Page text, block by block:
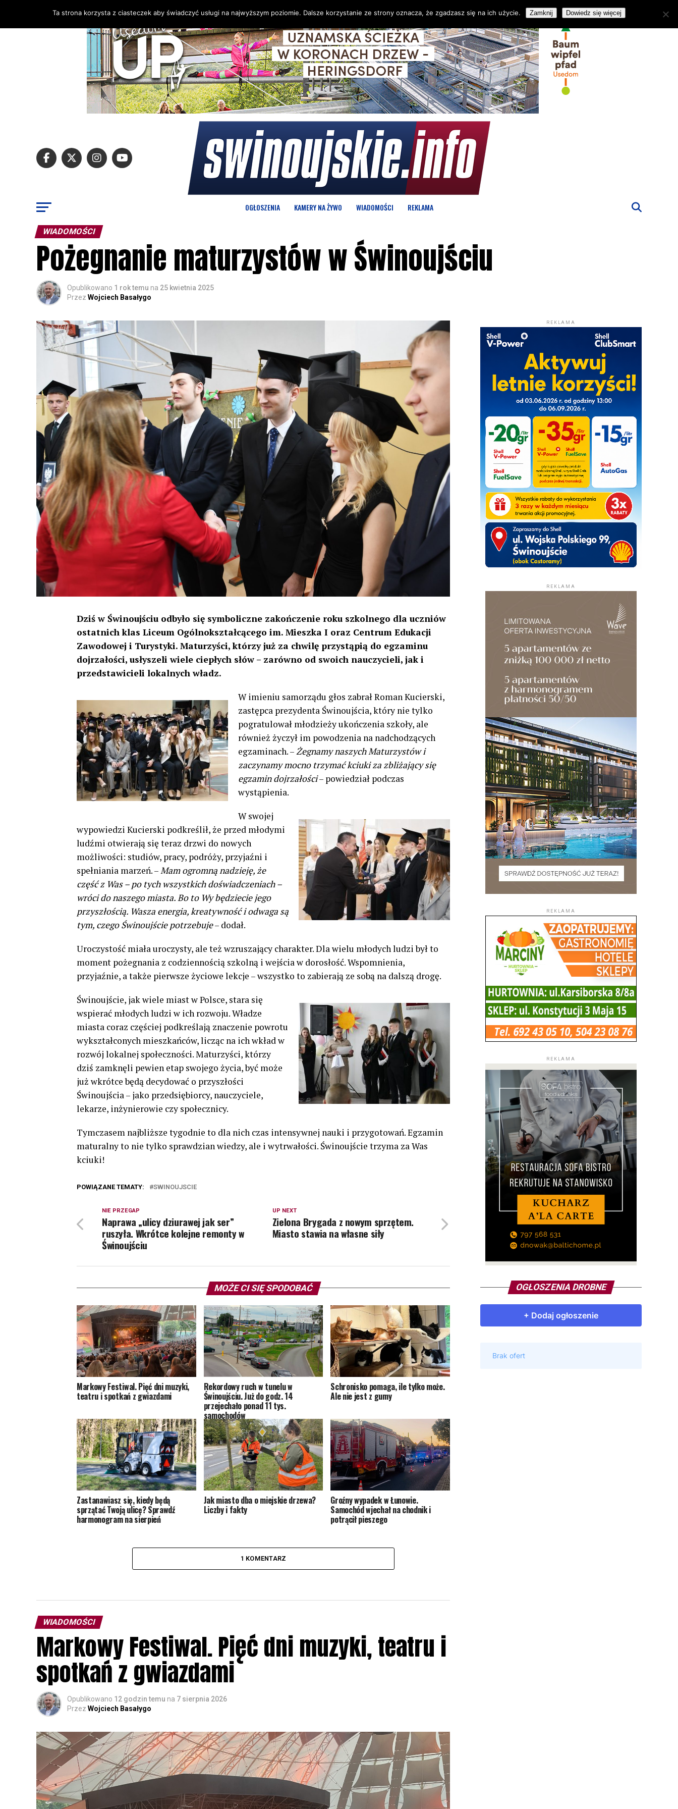
OGŁOSZENIA KAMERY NA ŻYWO WIADOMOŚCI REKLAMA
WIADOMOŚCI
Pożegnanie maturzystów w Świnoujściu
Opublikowano 1 rok temu na 25 kwietnia 2025
Przez Wojciech Basałygo
Dziś w Świnoujściu odbyło się symboliczne zakończenie roku szkolnego dla uczniów
ostatnich klas Liceum Ogólnokształcącego im. Mieszka I oraz Centrum Edukacji
Zawodowej i Turystyki. Maturzyści, którzy już za chwilę przystąpią do egzaminu
dojrzałości, usłyszeli wiele ciepłych słów – zarówno od swoich nauczycieli, jak i
przedstawicieli lokalnych władz.
W imieniu samorządu głos zabrał Roman Kucierski,
zastępca prezydenta Świnoujścia, który nie tylko
pogratulował młodzieży ukończenia szkoły, ale
również życzył im powodzenia na nadchodzących
egzaminach. –Żegnamy naszych Maturzystów i
zaczynamy mocno trzymać kciuki za zbliżający się
egzamin dojrzałości– powiedział podczas
wystąpienia.
W swojej
wypowiedzi Kucierski podkreślił, że przed młodymi
ludźmi otwierają się teraz drzwi do nowych
możliwości: studiów, pracy, podróży, przyjaźni i
spełniania marzeń. –Mam ogromną nadzieję, że
część z Was – po tych wszystkich doświadczeniach –
wróci do naszego miasta. Bo to Wy będziecie jego
przyszłością. Wasza energia, kreatywność i odwaga są
tym, czego Świnoujście potrzebuje– dodał.
Uroczystość miała uroczysty, ale też wzruszający charakter. Dla wielu młodych ludzi był to
moment pożegnania z codziennością szkolną i wejścia w dorosłość. Wspomnienia,
przyjaźnie, a także pierwsze życiowe lekcje – wszystko to zabierają ze sobą na dalszą drogę.
Świnoujście, jak wiele miast w Polsce, stara się
wspierać młodych ludzi w ich rozwoju. Władze
miasta coraz częściej podkreślają znaczenie powrotu
wykształconych mieszkańców, licząc na ich wkład w
rozwój lokalnej społeczności. Maturzyści, którzy
dziś zamknęli pewien etap swojego życia, być może
już wkrótce będą decydować o przyszłości
Świnoujścia – jako przedsiębiorcy, nauczyciele,
lekarze, inżynierowie czy społecznicy.
Tymczasem najbliższe tygodnie to dla nich czas intensywnej nauki i przygotowań. Egzamin
maturalny to nie tylko sprawdzian wiedzy, ale i wytrwałości. Świnoujście trzyma za Was
kciuki!
POWIĄZANE TEMATY: SWINOUJSCIE
UP NEXT
Zielona Brygada z nowym sprzętem.
Miasto stawia na własne siły
NIE PRZEGAP
Naprawa „ulicy dziurawej jak ser”
ruszyła. Wkrótce kolejne remonty w
Świnoujściu
MOŻE CI SIĘ SPODOBAĆ
Markowy Festiwal. Pięć dni muzyki,
teatru i spotkań z gwiazdami
Rekordowy ruch w tunelu w
Świnoujściu. Już do godz. 14
przejechało ponad 11 tys.
samochodów
Schronisko pomaga, ile tylko może.
Ale nie jest z gumy
Zastanawiasz się, kiedy będą
sprzątać Twoją ulicę? Sprawdź
harmonogram na sierpień
Jak miasto dba o miejskie drzewa?
Liczby i fakty
Groźny wypadek w Łunowie.
Samochód wjechał na chodnik i
potrącił pieszego
1 KOMENTARZ
WIADOMOŚCI
Markowy Festiwal. Pięć dni muzyki, teatru i
spotkań z gwiazdami
Opublikowano 12 godzin temu na 7 sierpnia 2026
Przez Wojciech Basałygo
REKLAMA
REKLAMA
REKLAMA
REKLAMA
OGŁOSZENIA DROBNE
Ta strona korzysta z ciasteczek aby świadczyć usługi na najwyższym poziomie. Dalsze korzystanie ze strony oznacza, że zgadzasz się na ich użycie. Zamknij Dowiedz się więcej